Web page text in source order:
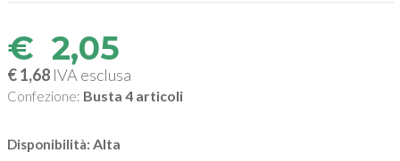
€ 2,05
€ 1,68IVA esclusa
Confezione: Busta 4 articoli
Disponibilità: Alta